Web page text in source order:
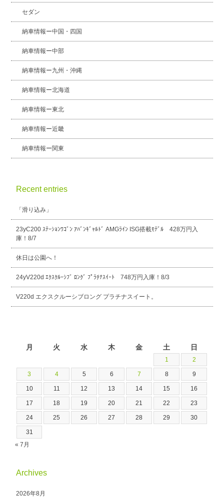
セダン
納車情報ー中国・四国
納車情報ー中部
納車情報ー九州・沖縄
納車情報ー北海道
納車情報ー東北
納車情報ー近畿
納車情報ー関東
Recent entries
「滑り込み」
23yC200 ｽﾃｰｼｮﾝﾜｺﾞﾝ ｱﾊﾞﾝｷﾞｬﾙﾄﾞ AMGﾗｲﾝ ISG搭載ﾓﾃﾞﾙ 428万円入
庫！8/7
休日は公園へ！
24yV220d ｴｸｽｸﾙｰｼﾌﾞ ﾛﾝｸﾞ ﾌﾟﾗﾁﾅｽｲｰﾄ 748万円入庫！8/3
V220d エクスクルーシブロング プラチナスイート。
月 火 水 木 金 土 日
1 2
3 4 5 6 7 8 9
10 11 12 13 14 15 16
17 18 19 20 21 22 23
24 25 26 27 28 29 30
31
« 7月
Archives
2026年8月